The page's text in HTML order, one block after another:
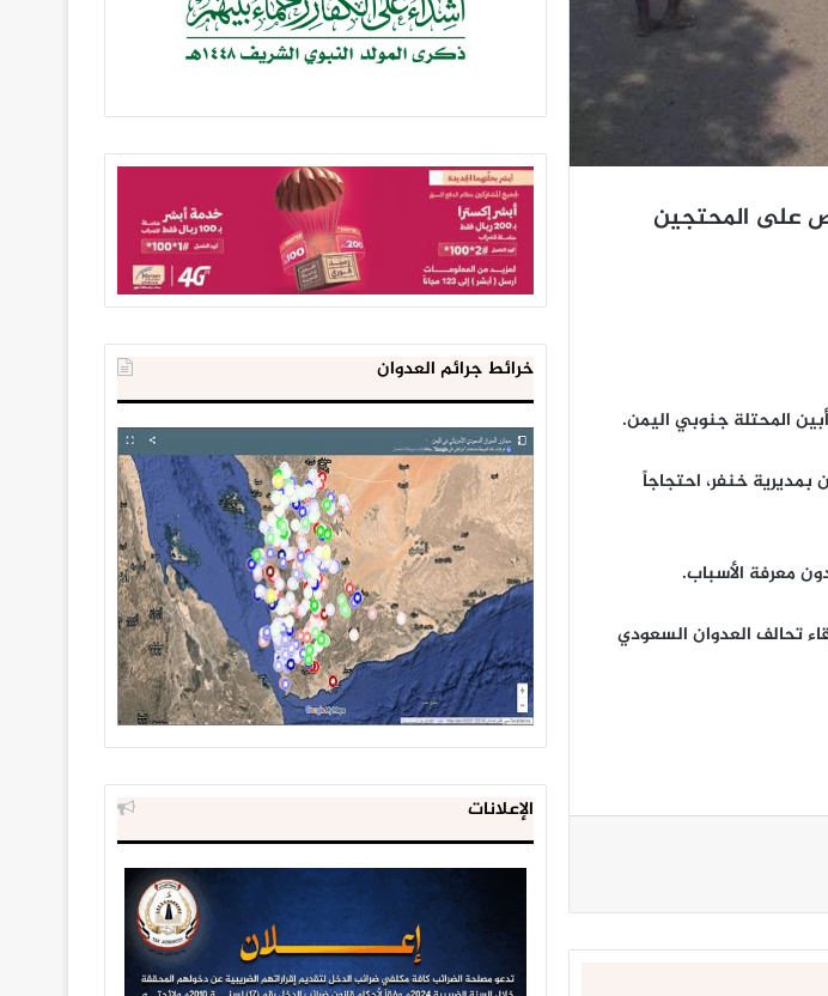
على المحتجين
المحتلة جنوبي اليمن.
خنفر، احتجاجاً
معرفة الأسباب.
تحالف العدوان السعودي
خرائط جرائم العدوان
الإعلانات